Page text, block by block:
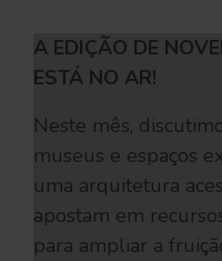
A EDIÇÃO DE
ESTÁ NO AR!
Neste mês,
museus e espaços
uma arquitetura
apostam em
para ampliar a